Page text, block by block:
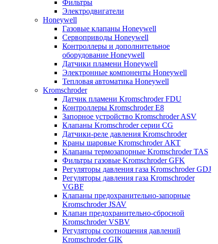
Фильтры
Электродвигатели
Honeywell
Газовые клапаны Honeywell
Сервоприводы Honeywell
Контроллеры и дополнительное
оборудование Honeywell
Датчики пламени Honeywell
Электронные компоненты Honeywell
Тепловая автоматика Honeywell
Kromschroder
Датчик пламени Kromschroder FDU
Контроллеры Kromschroder E8
Запорное устройство Kromschroder ASV
Клапаны Kromschroder серии CG
Датчики-реле давления Kromschroder
Краны шаровые Kromschroder АКТ
Клапаны термозапорные Kromschroder TAS
Фильтры газовые Kromschroder GFK
Регуляторы давления газа Kromschroder GDJ
Регуляторы давления газа Kromschroder
VGBF
Клапаны предохранительно-запорные
Kromschroder JSAV
Клапан предохранительно-сбросной
Kromschroder VSBV
Регуляторы соотношения давлений
Kromschroder GIK